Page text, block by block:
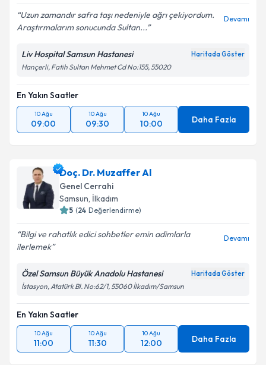
Uzun zamandır safra taşı nedeniyle ağrı çekiyordum.
Araştırmalarım sonucunda Sultan...
Devamı
Liv Hospital Samsun Hastanesi Haritada Göster
Hançerli, Fatih Sultan Mehmet Cd No:155, 55020
En Yakın Saatler
10 Ağu
09:00
10 Ağu
09:30
10 Ağu
10:00 Daha Fazla
Doç. Dr. Muzaffer Al
Genel Cerrahi
Samsun, İlkadım
5 (24 Değerlendirme)
Bilgi ve rahatlık edici sohbetler emin adimlarla
ilerlemek
Devamı
Özel Samsun Büyük Anadolu Hastanesi Haritada Göster
İstasyon, Atatürk Bl. No:62/1, 55060 İlkadım/Samsun
En Yakın Saatler
10 Ağu
11:00
10 Ağu
11:30
10 Ağu
12:00 Daha Fazla